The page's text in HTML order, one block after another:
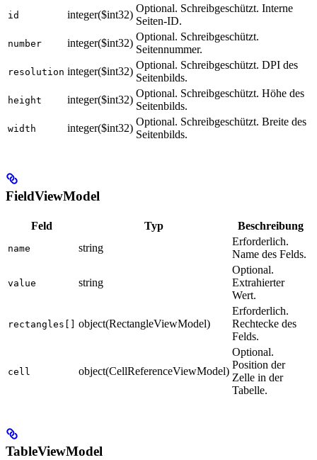
id integer($int32)
Optional. Schreibgeschützt. Interne
Seiten-ID.
number integer($int32)
Optional. Schreibgeschützt.
Seitennummer.
resolution integer($int32)
Optional. Schreibgeschützt. DPI des
Seitenbilds.
height integer($int32)
Optional. Schreibgeschützt. Höhe des
Seitenbilds.
width integer($int32)
Optional. Schreibgeschützt. Breite des
Seitenbilds.
FieldViewModel
Feld Typ Beschreibung
name string
Erforderlich.
Name des Felds.
value string
Optional.
Extrahierter
Wert.
rectangles[] object(RectangleViewModel)
Erforderlich.
Rechtecke des
Felds.
cell object(CellReferenceViewModel)
Optional.
Position der
Zelle in der
Tabelle.
TableViewModel